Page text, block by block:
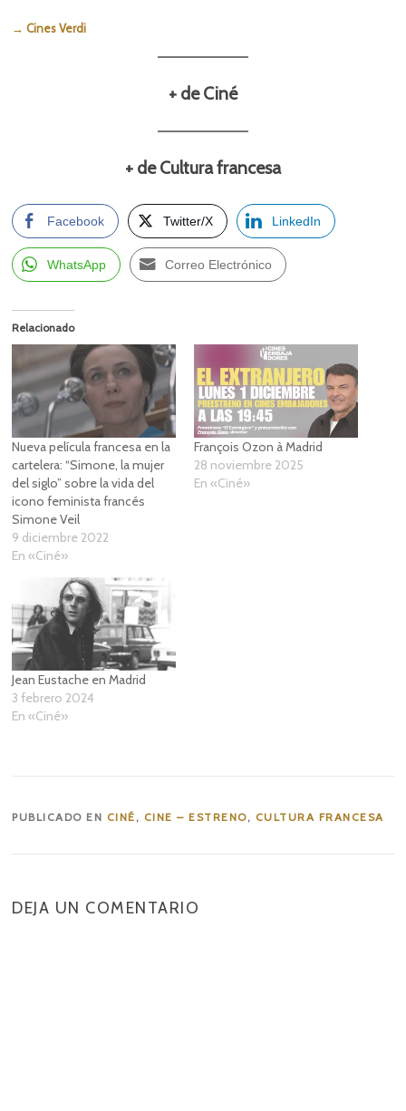
→ Cines Verdi
+ de Ciné
+ de Cultura francesa
Facebook Twitter/X LinkedIn
WhatsApp Correo Electrónico
Relacionado
Nueva película francesa en la
cartelera: “Simone, la mujer
del siglo” sobre la vida del
icono feminista francés
Simone Veil
9 diciembre 2022
En «Ciné»
François Ozon à Madrid
28 noviembre 2025
En «Ciné»
Jean Eustache en Madrid
3 febrero 2024
En «Ciné»
PUBLICADO EN CINÉ , CINE – ESTRENO, CULTURA FRANCESA
DEJA UN COMENTARIO